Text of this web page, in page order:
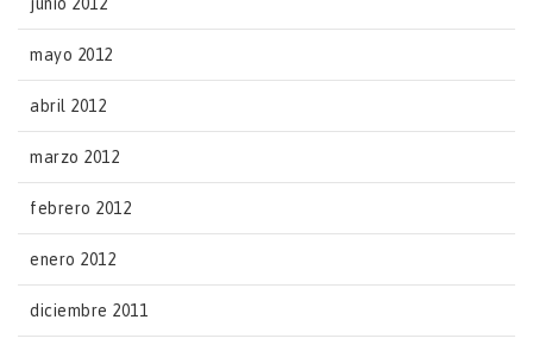
junio 2012
mayo 2012
abril 2012
marzo 2012
febrero 2012
enero 2012
diciembre 2011